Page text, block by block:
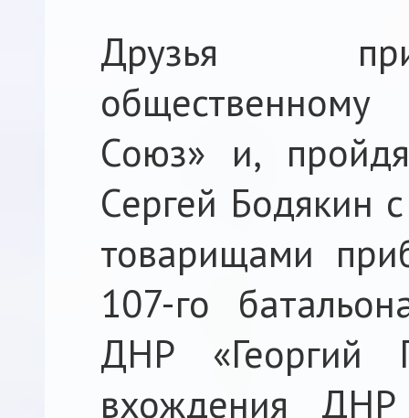
Друзья
Союз» и,
Сергей Бодякин
товарищами
107-го
ДНР «Георгий
вхождения